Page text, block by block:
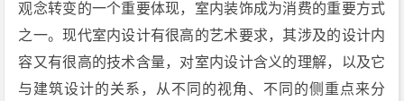
观念转变的一个重要体现，室内装饰成为消费的重要方式
之一。现代室内设计有很高的艺术要求，其涉及的设计内
容又有很高的技术含量，对室内设计含义的理解，以及它
与建筑设计的关系，从不同的视角、不同的侧重点来分